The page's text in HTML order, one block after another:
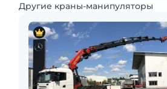
Другие краны-манипуляторы